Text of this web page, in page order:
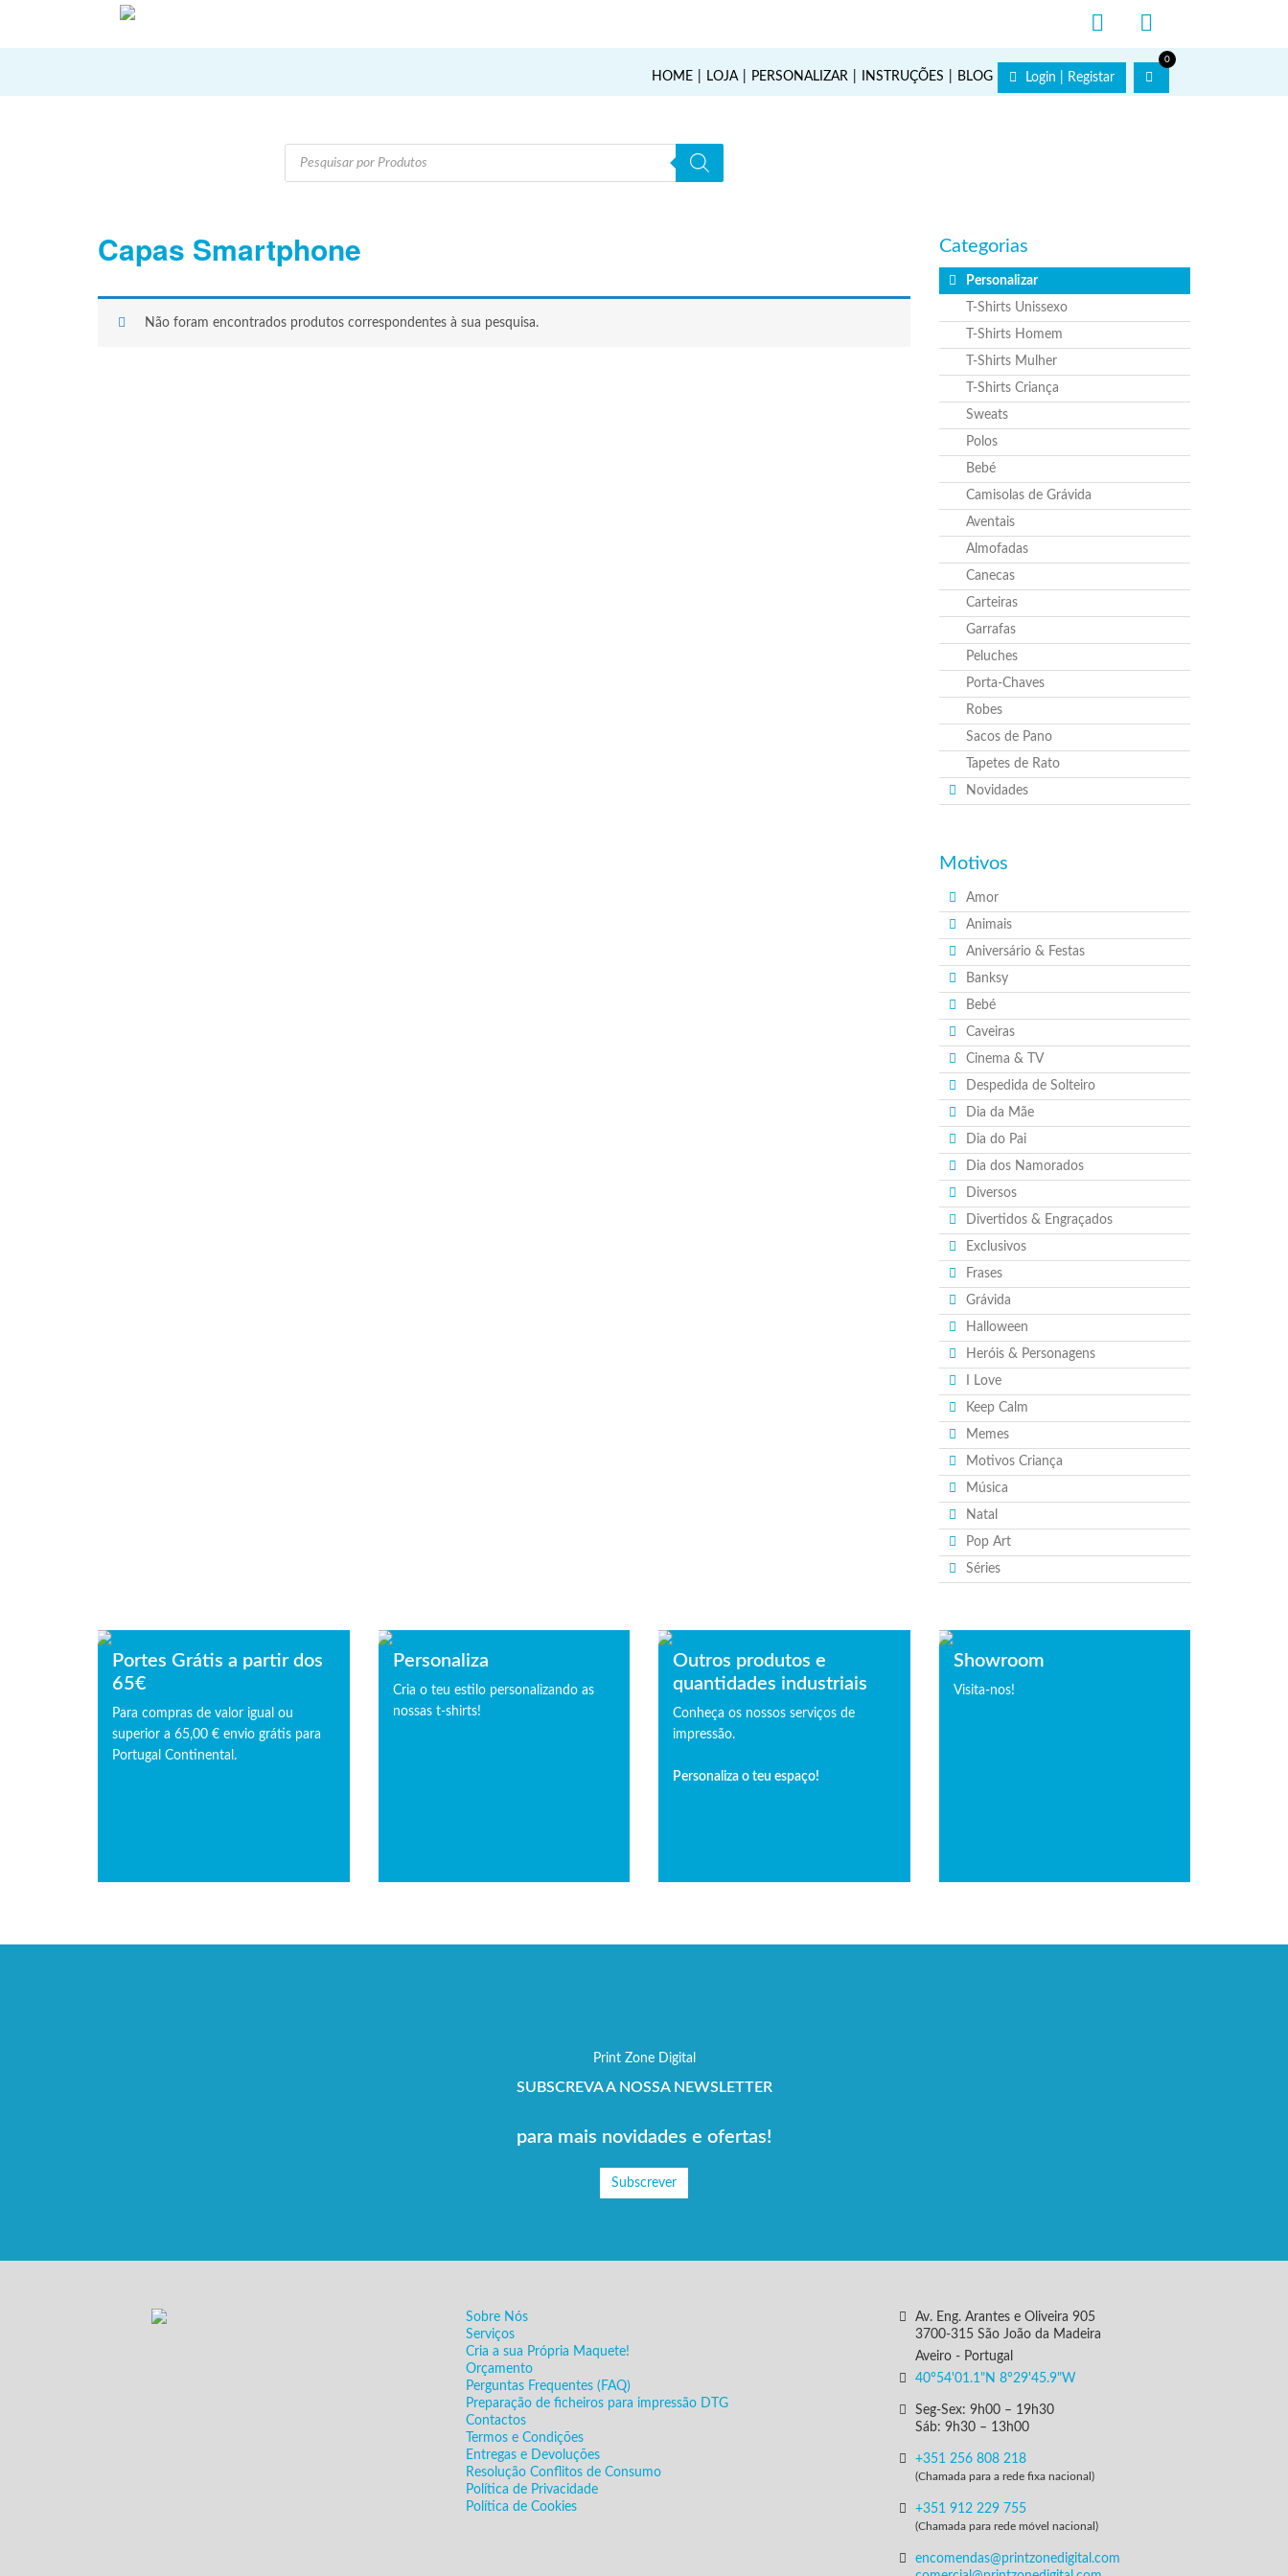
Login | Registar
0
HOME LOJA PERSONALIZAR INSTRUÇÕES BLOG
Products
search
Capas Smartphone
Não foram encontrados produtos correspondentes à sua pesquisa.
Categorias
Personalizar
T-Shirts Unissexo
T-Shirts Homem
T-Shirts Mulher
T-Shirts Criança
Sweats
Polos
Bebé
Camisolas de Grávida
Aventais
Almofadas
Canecas
Carteiras
Garrafas
Peluches
Porta-Chaves
Robes
Sacos de Pano
Tapetes de Rato
Novidades
Motivos
Amor
Animais
Aniversário & Festas
Banksy
Bebé
Caveiras
Cinema & TV
Despedida de Solteiro
Dia da Mãe
Dia do Pai
Dia dos Namorados
Diversos
Divertidos & Engraçados
Exclusivos
Frases
Grávida
Halloween
Heróis & Personagens
I Love
Keep Calm
Memes
Motivos Criança
Música
Natal
Pop Art
Séries
Portes Grátis a partir dos
65€
Para compras de valor igual ou
superior a 65,00 € envio grátis para
Portugal Continental.
Personaliza
Cria o teu estilo personalizando as
nossas t-shirts!
Outros produtos e
quantidades industriais
Conheça os nossos serviços de
impressão.
Personaliza o teu espaço!
Showroom
Visita-nos!
Print Zone Digital
SUBSCREVA A NOSSA NEWSLETTER
para mais novidades e ofertas!
Subscrever
Sobre Nós
Serviços
Cria a sua Própria Maquete!
Orçamento
Perguntas Frequentes (FAQ)
Preparação de ficheiros para impressão DTG
Contactos
Termos e Condições
Entregas e Devoluções
Resolução Conflitos de Consumo
Política de Privacidade
Política de Cookies
Av. Eng. Arantes e Oliveira 905
3700-315 São João da Madeira
Aveiro - Portugal
40°54'01.1"N 8°29'45.9"W
Seg-Sex: 9h00 – 19h30
Sáb: 9h30 – 13h00
+351 256 808 218
(Chamada para a rede fixa nacional)
+351 912 229 755
(Chamada para rede móvel nacional)
encomendas@printzonedigital.com